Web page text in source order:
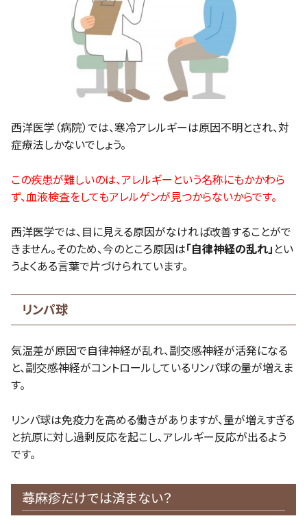
西洋医学（病院）では、寒冷アレルギーは原因不明とされ、対
症療法しかないでしょう。
この疾患が難しいのは、アレルギーという名称にもかかわら
ず、血液検査をしてもアレルゲンが見つからないからです。
西洋医学では、目に見える原因がなければ改善することがで
きません。そのため、今のところ原因は「自律神経の乱れ」 とい
うよくある言葉で片づけられています。
リンパ球
気温差が原因で自律神経が乱れ、副交感神経が活発になる
と、副交感神経がコントロールしているリンパ球の量が増えま
す。
リンパ球は免疫力を高める働きがありますが、量が増えすぎる
と抗原に対し過剰反応を起こし、アレルギー反応が出るよう
です。
蕁麻疹だけでは済まない？